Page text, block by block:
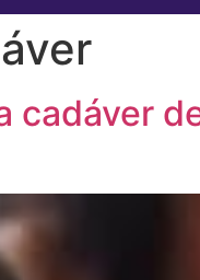
cadáver